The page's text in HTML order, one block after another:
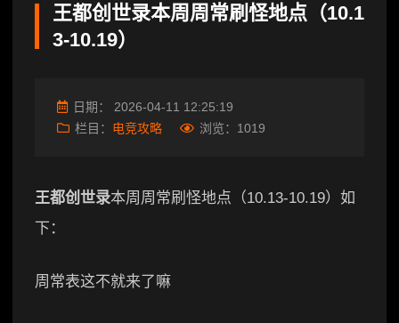
王都创世录本周周常刷怪地点（10.1
3-10.19）
日期： 2026-04-11 12:25:19
栏目： 电竞攻略 浏览： 1019
王都创世录本周周常刷怪地点（10.13-10.19）如
下：
周常表这不就来了嘛